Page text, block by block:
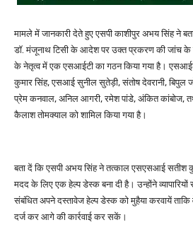
मामले में जानकारी देते हुए एसपी काशीपुर अभय सिंह ने
डॉ. मंजूनाथ टिसी के आदेश पर उक्त प्रकरण की जांच के
के नेतृत्व में एक एसआईटी का गठन किया गया है।
कुमार सिंह, एसआई सुनील सुतेड़ी, संतोष देवरानी, बिपुल
प्रेम कनवाल, अनिल आगरी, रमेश पांडे, अंकित कांबोज,
कैलाश तोमक्याल को शामिल किया गया है।
बता दें कि एसपी अभय सिंह ने तत्काल एसएसआई सतीश
मदद के लिए एक हेल्प डेस्क बना दी है। उन्होंने
संबंधित अपने दस्तावेज हेल्प डेस्क को मुहैया करवायें
दर्ज कर आगे की कार्रवाई कर सकें।